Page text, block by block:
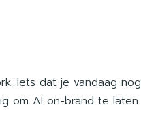
Iets dat je vandaag nog
om AI on-brand te laten